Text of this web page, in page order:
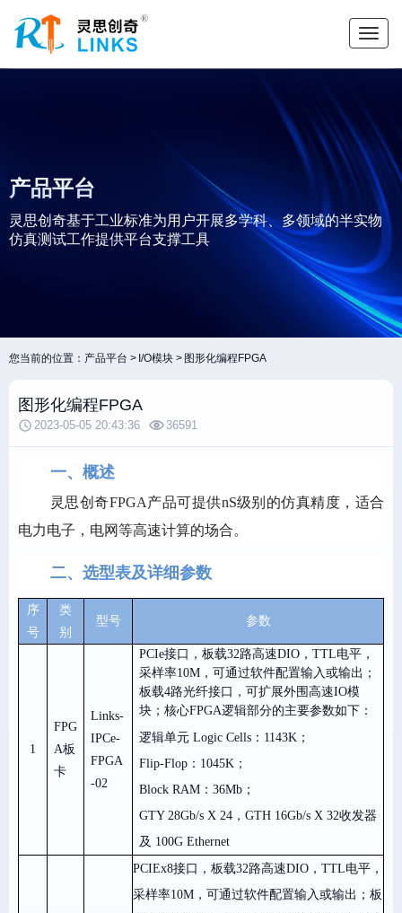
产品平台
灵思创奇基于工业标准为用户开展多学科、多领域的半实物
仿真测试工作提供平台支撑工具
您当前的位置： 产品平台 I/O模块 图形化编程FPGA
图形化编程FPGA
2023-05-05 20:43:36 36591
一、概述
灵思创奇FPGA产品可提供nS级别的仿真精度，适合
电力电子，电网等高速计算的场合。
二、选型表及详细参数
序
号
类
别
型号 参数
1
FPG
A板
卡
Links-
IPCe-
FPGA
-02
PCIe接口，板载32路高速DIO，TTL电平，
采样率10M，可通过软件配置输入或输出；
板载4路光纤接口，可扩展外围高速IO模
块；核心FPGA逻辑部分的主要参数如下：
逻辑单元 Logic Cells：1143K；
Flip-Flop：1045K；
Block RAM：36Mb；
GTY 28Gb/s X 24，GTH 16Gb/s X 32收发器
及 100G Ethernet
PCIEx8接口，板载32路高速DIO，TTL电平，
采样率10M，可通过软件配置输入或输出；板